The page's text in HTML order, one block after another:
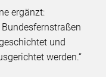
ergänzt:
und
werden.“